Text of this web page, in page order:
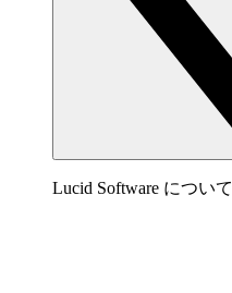
Lucid Software について